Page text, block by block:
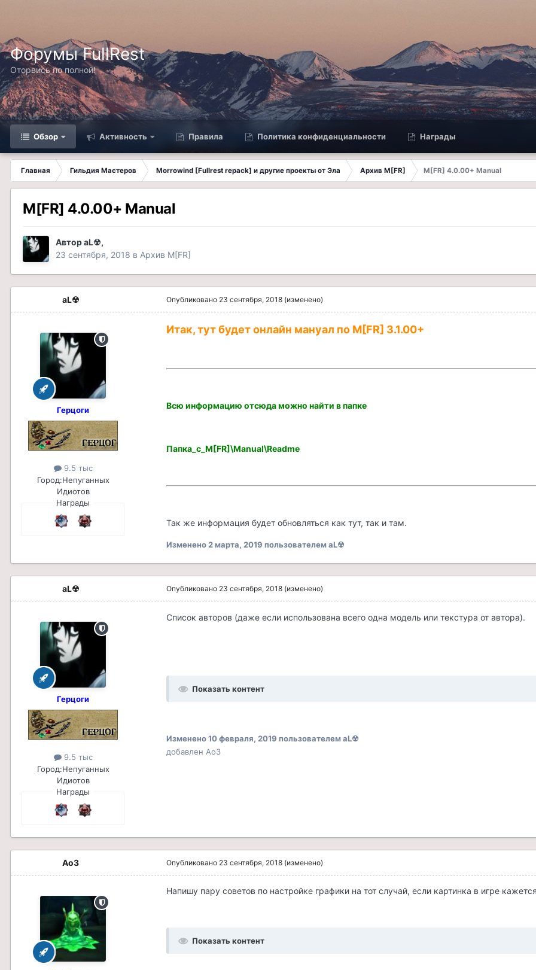
Форумы FullRest
Оторвись по полной!
Обзор Активность Правила Политика конфиденциальности Награды
Главная Гильдия Мастеров Morrowind [Fullrest repack] и другие проекты от Эла Архив M[FR]
M[FR] 4.0.00+ Manual
M[FR] 4.0.00+ Manual
АвторaL☢,
23 сентября, 2018 в Архив M[FR]
aL☢
Герцоги
9.5 тыс
Город:Непуганных
Идиотов
Награды
Опубликовано 23 сентября, 2018 (изменено)
Итак, тут будет онлайн мануал по M[FR] 3.1.00+
Всю информацию отсюда можно найти в папке
Папка_с_M[FR]\Manual\Readme
Так же информация будет обновляться как тут, так и там.
Изменено2 марта, 2019 пользователем aL☢
aL☢
Герцоги
9.5 тыс
Город:Непуганных
Идиотов
Награды
Опубликовано 23 сентября, 2018 (изменено)
Список авторов (даже если использована всего одна модель или текстура от автора).
Показать контент
Изменено10 февраля, 2019 пользователем aL☢
добавлен Ао3
Ao3 Опубликовано 23 сентября, 2018 (изменено)
Напишу пару советов по настройке графики на тот случай, если картинка в игре
Показать контент